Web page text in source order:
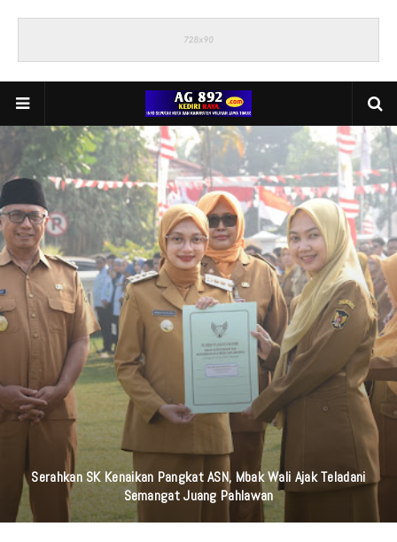
KAI Daop 7 Madiun Kembali Salurkan Bantuan TJSL Senilai
Ratusan Juta Untuk Infrastruktur, Pendidikan, Pelestarian
Budaya, Dan Disabilitas